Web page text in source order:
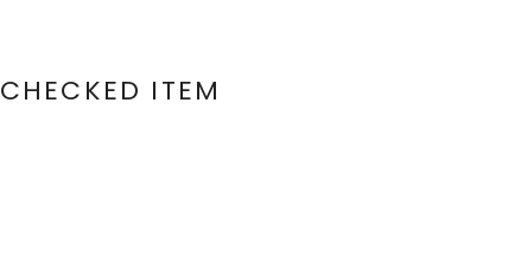
CHECKED ITEM